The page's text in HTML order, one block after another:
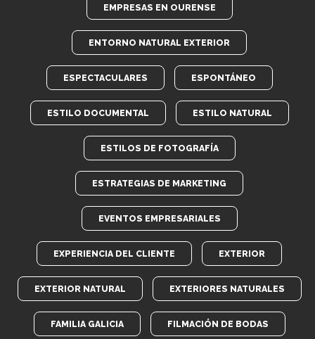
EMPRESAS EN OURENSE
ENTORNO NATURAL EXTERIOR
ESPECTACULARES ESPONTÁNEO
ESTILO DOCUMENTAL ESTILO NATURAL
ESTILOS DE FOTOGRAFÍA
ESTRATEGIAS DE MARKETING
EVENTOS EMPRESARIALES
EXPERIENCIA DEL CLIENTE EXTERIOR
EXTERIOR NATURAL EXTERIORES NATURALES
FAMILIA GALICIA FILMACIÓN DE BODAS